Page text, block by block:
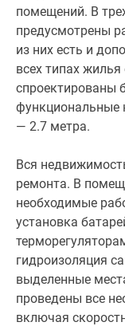
Для
каждого
типа
жилья,
включая
студии,
предлагается
вариантов
планировки
помещений.
В
трех-
и
квартирах
предусмотрены
помещений. В
предусмотрены
из них есть и
всех типах
спроектированы
функциональные
— 2.7 метра.
Вся
ремонта. В
необходимые
установка
гидроизоляция
выделенные
проведены все
включая